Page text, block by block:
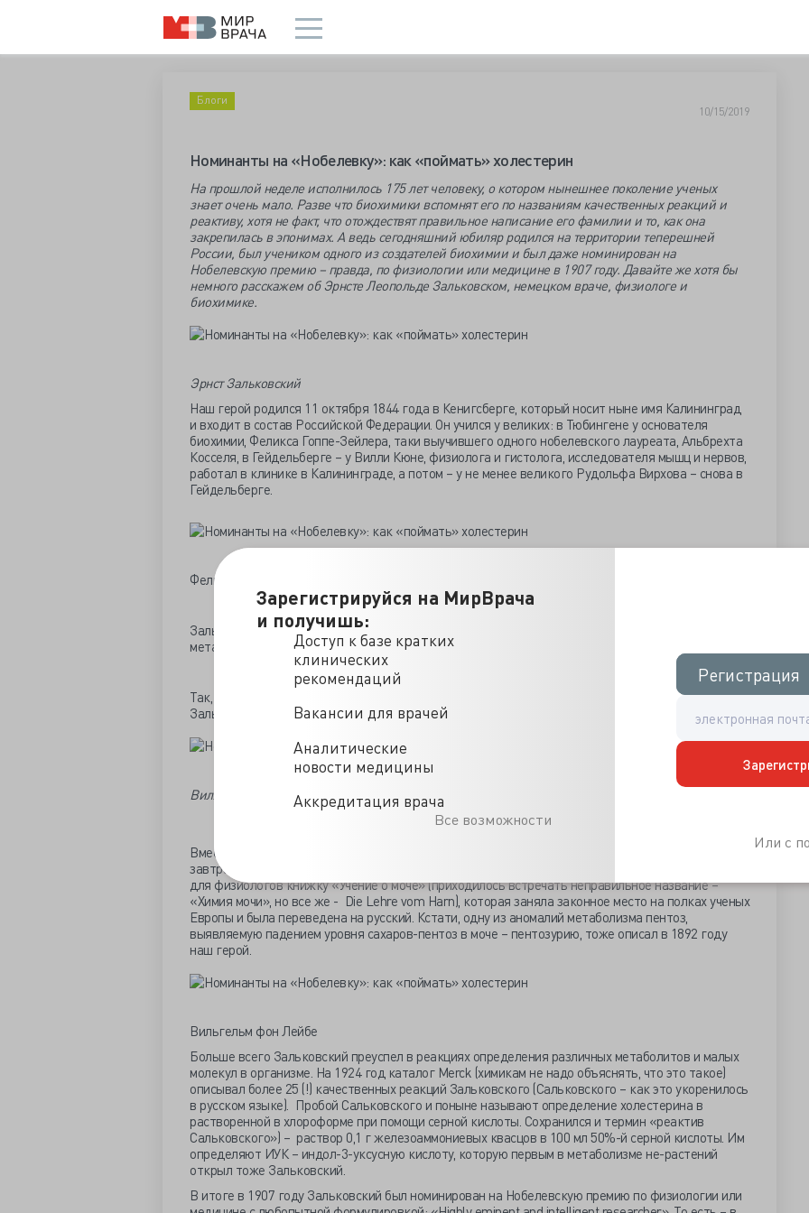
Зарегистрируйся на МирВрача
и получишь:
Доступ к базе кратких
клинических
рекомендаций
Вакансии для врачей
Аналитические
новости медицины
Аккредитация врача
Все возможности
Регистрация
Регистрация
Или с
Блоги
10/15/2019
Номинанты на «Нобелевку»: как «поймать» холестерин
На прошлой неделе исполнилось 175 лет человеку, о котором нынешнее поколение ученых
знает очень мало. Разве что биохимики вспомнят его по названиям качественных реакций и
реактиву, хотя не факт, что отождествят правильное написание его фамилии и то, как она
закрепилась в эпонимах. А ведь сегодняшний юбиляр родился на территории теперешней
России, был учеником одного из создателей биохимии и был даже номинирован на
Нобелевскую премию – правда, по физиологии или медицине в 1907 году. Давайте же хотя бы
немного расскажем об Эрнсте Леопольде Зальковском, немецком враче, физиологе и
биохимике.
Эрнст Зальковский
Наш герой родился 11 октября 1844 года в Кенигсберге, который носит ныне имя Калининград
и входит в состав Российской Федерации. Он учился у великих: в Тюбингене у основателя
биохимии, Феликса Гоппе-Зейлера, таки выучившего одного нобелевского лауреата, Альбрехта
Косселя, в Гейдельберге – у Вилли Кюне, физиолога и гистолога, исследователя мышц и нервов,
работал в клинике в Калининграде, а потом – у не менее великого Рудольфа Вирхова – снова в
Гейдельберге.
Феликс Гоппе-Зейлер
Зальковский сделал множество открытий в физиологии и биохимии – особенно в изучении
метаболизма различных веществ.
Так, именно в 1890 году он открыл аутолиз, самопереваривание клеток – которое сам
Зальковский назвал аутодигестией (или Selbstverdauung).
Вилли Кюне
Вместе с врачом-гастроэнтерологом Вильгельмом фон Лейбе (автором знаменитого «пробного
завтрака Лейбе» для исследования заболеваний желудка) Зальковский выпустил классическую
для физиологов книжку «Учение о моче» (приходилось встречать неправильное название –
«Химия мочи», но все же - Die Lehre vom Harn), которая заняла законное место на полках ученых
Европы и была переведена на русский. Кстати, одну из аномалий метаболизма пентоз,
выявляемую падением уровня сахаров-пентоз в моче – пентозурию, тоже описал в 1892 году
наш герой.
Вильгельм фон Лейбе
Больше всего Зальковский преуспел в реакциях определения различных метаболитов и малых
молекул в организме. На 1924 год каталог Merck (химикам не надо объяснять, что это такое)
описывал более 25 (!) качественных реакций Зальковского (Сальковского – как это укоренилось
в русском языке). Пробой Сальковского и поныне называют определение холестерина в
растворенной в хлороформе при помощи серной кислоты. Сохранился и термин «реактив
Сальковского») – раствор 0,1 г железоаммониевых квасцов в 100 мл 50%-й серной кислоты. Им
определяют ИУК – индол-3-уксусную кислоту, которую первым в метаболизме не-растений
открыл тоже Зальковский.
В итоге в 1907 году Зальковский был номинирован на Нобелевскую премию по физиологии или